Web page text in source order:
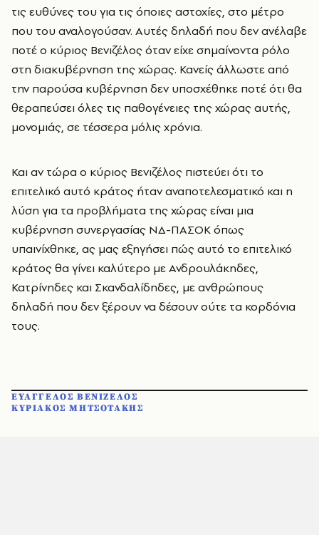
τις ευθύνες του για τις όποιες αστοχίες, στο μέτρο
που του αναλογούσαν. Αυτές δηλαδή που δεν ανέλαβε
ποτέ ο κύριος Βενιζέλος όταν είχε σημαίνοντα ρόλο
στη διακυβέρνηση της χώρας. Κανείς άλλωστε από
την παρούσα κυβέρνηση δεν υποσχέθηκε ποτέ ότι θα
θεραπεύσει όλες τις παθογένειες της χώρας αυτής,
μονομιάς, σε τέσσερα μόλις χρόνια.
Και αν τώρα ο κύριος Βενιζέλος πιστεύει ότι το
επιτελικό αυτό κράτος ήταν αναποτελεσματικό και η
λύση για τα προβλήματα της χώρας είναι μια
κυβέρνηση συνεργασίας ΝΔ-ΠΑΣΟΚ όπως
υπαινίχθηκε, ας μας εξηγήσει πώς αυτό το επιτελικό
κράτος θα γίνει καλύτερο με Ανδρουλάκηδες,
Κατρίνηδες και Σκανδαλίδηδες, με ανθρώπους
δηλαδή που δεν ξέρουν να δέσουν ούτε τα κορδόνια
τους.
ΕΥΑΓΓΕΛΟΣ ΒΕΝΙΖΕΛΟΣ
ΚΥΡΙΑΚΟΣ ΜΗΤΣΟΤΑΚΗΣ